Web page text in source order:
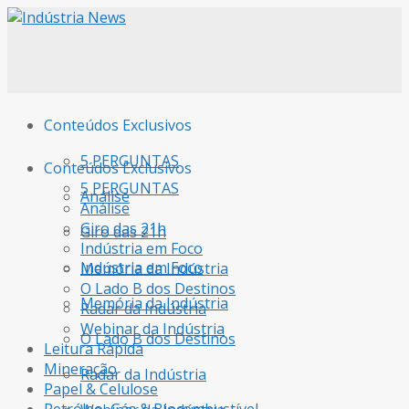
Conteúdos Exclusivos
5 PERGUNTAS
Análise
Giro das 21h
Indústria em Foco
Memória da Indústria
O Lado B dos Destinos
Radar da Indústria
Conteúdos Exclusivos
5 PERGUNTAS
Análise
Giro das 21h
Indústria em Foco
Memória da Indústria
O Lado B dos Destinos
Radar da Indústria
Webinar da Indústria
Leitura Rápida
Mineração
Papel & Celulose